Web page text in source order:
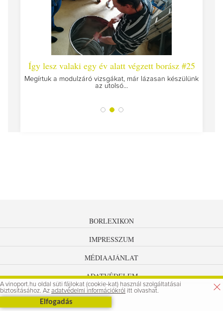
Így lesz valaki egy év alatt végzett borász #25
Megírtuk a modulzáró vizsgákat, már lázasan készülünk
az utolsó...
BORLEXIKON
IMPRESSZUM
MÉDIAAJÁNLAT
ADATVÉDELEM
A vinoport.hu oldal süti fájlokat (cookie-kat) használ szolgáltatásai
biztosításához. Az adatvédelmi információkról itt olvashat.
Elfogadás